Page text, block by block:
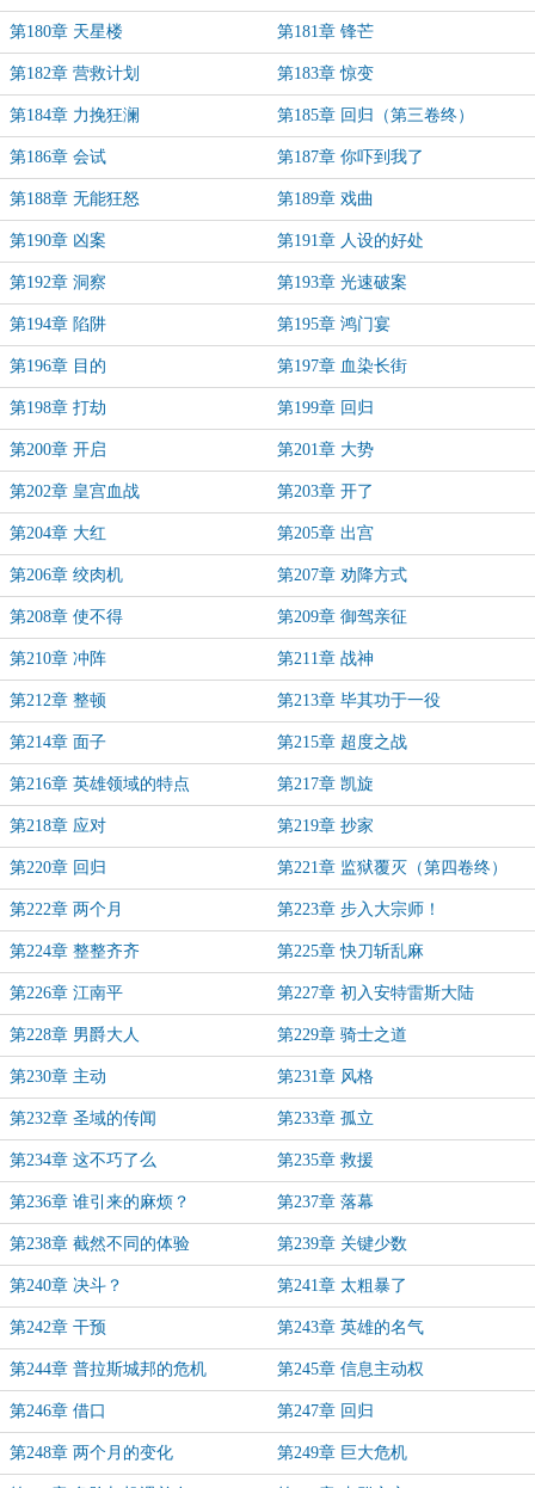
第180章 天星楼 第181章 锋芒
第182章 营救计划 第183章 惊变
第184章 力挽狂澜 第185章 回归（第三卷终）
第186章 会试 第187章 你吓到我了
第188章 无能狂怒 第189章 戏曲
第190章 凶案 第191章 人设的好处
第192章 洞察 第193章 光速破案
第194章 陷阱 第195章 鸿门宴
第196章 目的 第197章 血染长街
第198章 打劫 第199章 回归
第200章 开启 第201章 大势
第202章 皇宫血战 第203章 开了
第204章 大红 第205章 出宫
第206章 绞肉机 第207章 劝降方式
第208章 使不得 第209章 御驾亲征
第210章 冲阵 第211章 战神
第212章 整顿 第213章 毕其功于一役
第214章 面子 第215章 超度之战
第216章 英雄领域的特点 第217章 凯旋
第218章 应对 第219章 抄家
第220章 回归 第221章 监狱覆灭（第四卷终）
第222章 两个月 第223章 步入大宗师！
第224章 整整齐齐 第225章 快刀斩乱麻
第226章 江南平 第227章 初入安特雷斯大陆
第228章 男爵大人 第229章 骑士之道
第230章 主动 第231章 风格
第232章 圣域的传闻 第233章 孤立
第234章 这不巧了么 第235章 救援
第236章 谁引来的麻烦？ 第237章 落幕
第238章 截然不同的体验 第239章 关键少数
第240章 决斗？ 第241章 太粗暴了
第242章 干预 第243章 英雄的名气
第244章 普拉斯城邦的危机 第245章 信息主动权
第246章 借口 第247章 回归
第248章 两个月的变化 第249章 巨大危机